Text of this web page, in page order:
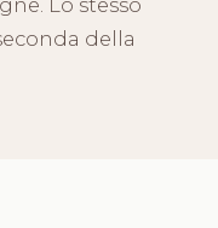
Lo stesso
della